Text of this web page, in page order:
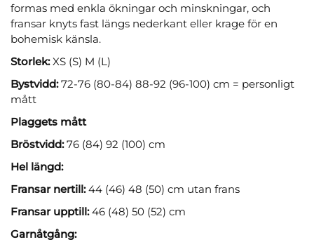
formas med enkla ökningar och minskningar, och
fransar knyts fast längs nederkant eller krage för en
bohemisk känsla.
Storlek:XS (S) M (L)
Bystvidd:72-76 (80-84) 88-92 (96-100) cm = personligt
mått
Plaggets mått
Bröstvidd:76 (84) 92 (100) cm
Hel längd:
Fransar nertill:44 (46) 48 (50) cm utan frans
Fransar upptill:46 (48) 50 (52) cm
Garnåtgång: